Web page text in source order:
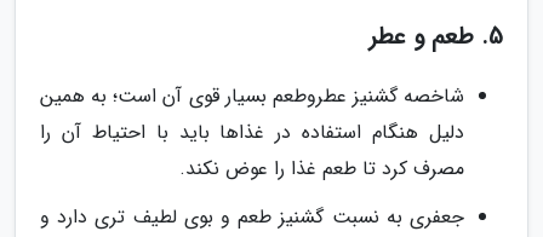
5. طعم و عطر
شاخصه گشنیز عطروطعم بسیار قوی آن است؛ به همین
دلیل هنگام استفاده در غذاها باید با احتیاط آن را
مصرف کرد تا طعم غذا را عوض نکند.
جعفری به نسبت گشنیز طعم و بوی لطیف تری دارد و